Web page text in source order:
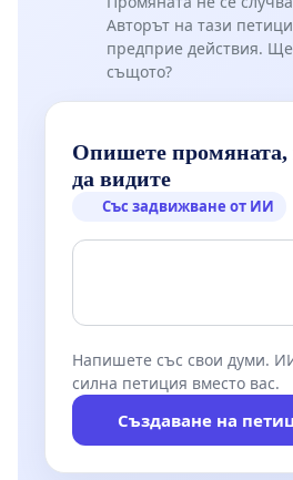
Предварително благодарим
разчитаме на сериозно
България
Авторът на тази
предприе действия.
същото?
Опишете промяната,
да видите
Със задвижване от ИИ
Напишете със свои думи.
силна петиция вместо вас.
Създаване на